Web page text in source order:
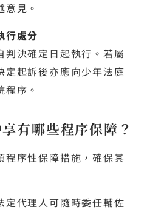
見。
行處分
判決確定日起執行。若屬
定起訴後亦應向少年法庭
序。
有哪些程序保障？
程序性保障措施，確保其
定代理人可隨時委任輔佐